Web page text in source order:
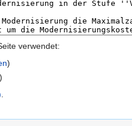
verwendet:
)
)